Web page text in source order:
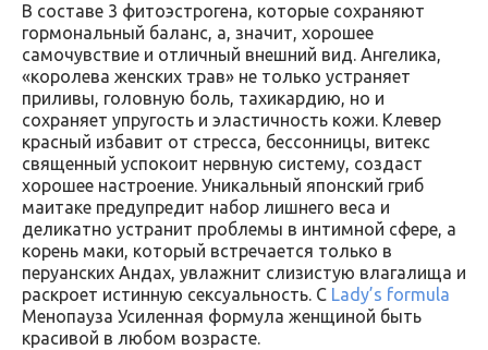
В составе 3 фитоэстрогена, которые сохраняют
гормональный баланс, а, значит, хорошее
самочувствие и отличный внешний вид. Ангелика,
«королева женских трав» не только устраняет
приливы, головную боль, тахикардию, но и
сохраняет упругость и эластичность кожи. Клевер
красный избавит от стресса, бессонницы, витекс
священный успокоит нервную систему, создаст
хорошее настроение. Уникальный японский гриб
маитаке предупредит набор лишнего веса и
деликатно устранит проблемы в интимной сфере, а
корень маки, который встречается только в
перуанских Андах, увлажнит слизистую влагалища и
раскроет истинную сексуальность. С Lady’s formula
Менопауза Усиленная формула женщиной быть
красивой в любом возрасте.